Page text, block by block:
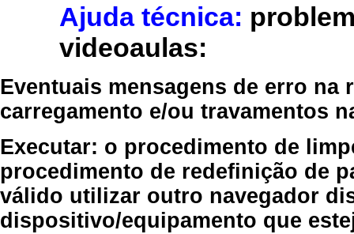
Ajuda técnica:
videoaulas:
Eventuais mensagens de erro
carregamento e/ou travamentos
Executar: o procedimento de
procedimento de redefinição de
válido utilizar outro navegador
dispositivo/equipamento que